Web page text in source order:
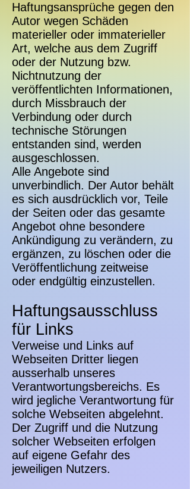
Haftungsansprüche gegen den
Autor wegen Schäden
materieller oder immaterieller
Art, welche aus dem Zugriff
oder der Nutzung bzw.
Nichtnutzung der
veröffentlichten Informationen,
durch Missbrauch der
Verbindung oder durch
technische Störungen
entstanden sind, werden
ausgeschlossen.
Alle Angebote sind
unverbindlich. Der Autor behält
es sich ausdrücklich vor, Teile
der Seiten oder das gesamte
Angebot ohne besondere
Ankündigung zu verändern, zu
ergänzen, zu löschen oder die
Veröffentlichung zeitweise
oder endgültig einzustellen.
Haftungsausschluss
für Links
Verweise und Links auf
Webseiten Dritter liegen
ausserhalb unseres
Verantwortungsbereichs. Es
wird jegliche Verantwortung für
solche Webseiten abgelehnt.
Der Zugriff und die Nutzung
solcher Webseiten erfolgen
auf eigene Gefahr des
jeweiligen Nutzers.